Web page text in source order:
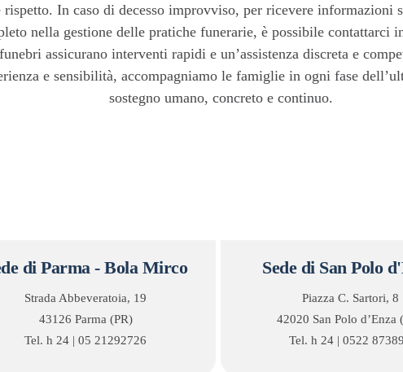
rispetto. In caso di decesso improvviso, per ricevere informazioni
nella gestione delle pratiche funerarie, è possibile contattarci
assicurano interventi rapidi e un’assistenza discreta e
e sensibilità, accompagniamo le famiglie in ogni fase
sostegno umano, concreto e continuo.
di Parma - Bola Mirco
Strada Abbeveratoia, 19
43126 Parma (PR)
Tel. h 24 | 05 21292726
Sede di San Polo
Piazza C. Sartori, 8
42020 San Polo d’Enza
Tel. h 24 | 0522